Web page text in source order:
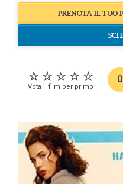
PRENOTA IL TUO
Vota il film per primo
0